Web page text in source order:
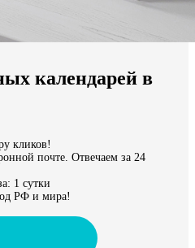
календарей в
кликов!
почте. Отвечаем за 24
1 сутки
РФ и мира!